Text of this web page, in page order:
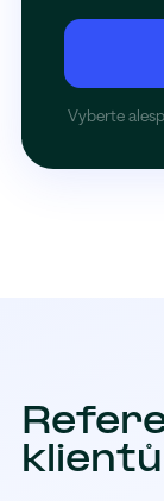
Vyberte
klientů